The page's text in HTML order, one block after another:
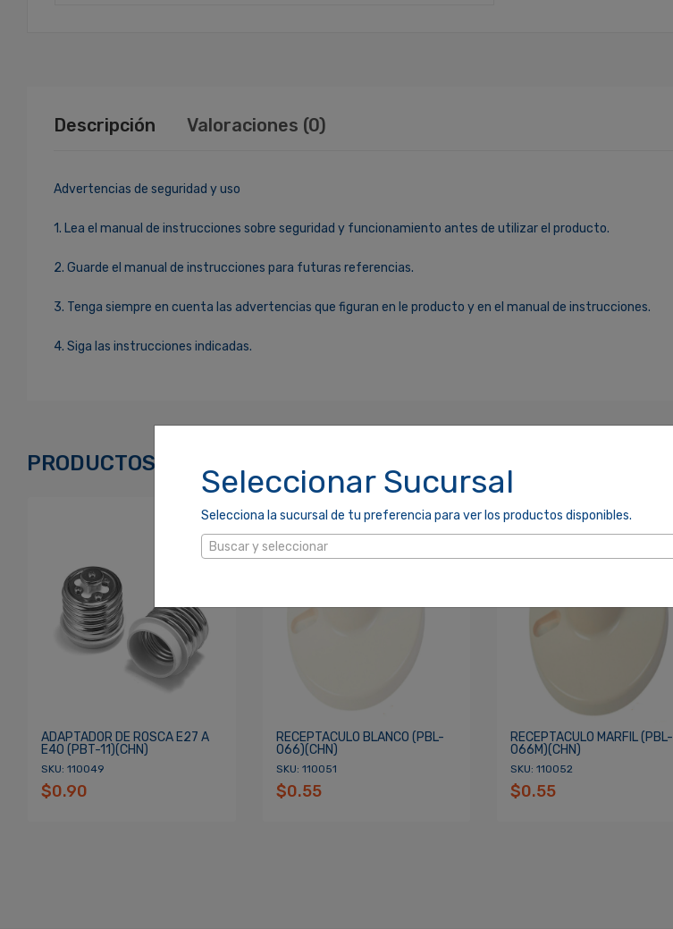
Seleccionar Sucursal
Selecciona la sucursal de tu preferencia para ver los productos disponibles.
Buscar y seleccionar
Descripción Valoraciones (0)
Advertencias de seguridad y uso
1. Lea el manual de instrucciones sobre seguridad y funcionamiento antes de utilizar el producto.
2. Guarde el manual de instrucciones para futuras referencias.
3. Tenga siempre en cuenta las advertencias que figuran en le producto y en el manual de instrucciones.
4. Siga las instrucciones indicadas.
¿Olvidaste tu Contraseña? Recordarme ACCEDER
PRODUCTOS RELACIONADOS
ADAPTADOR DE ROSCA E27 A
E40 (PBT-11)(CHN)
SKU: 110049
$0.90
RECEPTACULO BLANCO (PBL-
066)(CHN)
SKU: 110051
$0.55
RECEPTACULO MARFIL (PBL-
066M)(CHN)
SKU: 110052
$0.55